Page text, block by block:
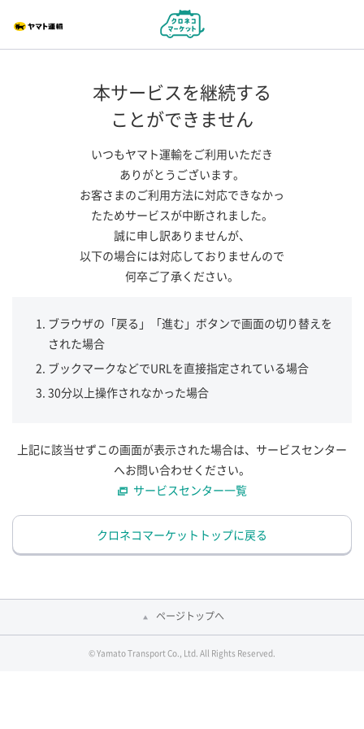
本サービスを継続する
ことができません
いつもヤマト運輸をご利用いただき
ありがとうございます。
お客さまのご利用方法に対応できなかっ
たためサービスが中断されました。
誠に申し訳ありませんが、
以下の場合には対応しておりませんので
何卒ご了承ください。
ブラウザの「戻る」「進む」ボタンで画面の切り替えを
された場合
ブックマークなどでURLを直接指定されている場合
30分以上操作されなかった場合
上記に該当せずこの画面が表示された場合は、サービスセンター
へお問い合わせください。
サービスセンター一覧
クロネコマーケットトップに戻る
ページトップへ
© Yamato Transport Co., Ltd. All Rights Reserved.